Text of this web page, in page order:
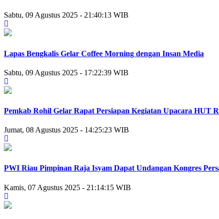
Sabtu, 09 Agustus 2025 - 21:40:13 WIB
Lapas Bengkalis Gelar Coffee Morning dengan Insan Media
Sabtu, 09 Agustus 2025 - 17:22:39 WIB
Pemkab Rohil Gelar Rapat Persiapan Kegiatan Upacara HUT
Jumat, 08 Agustus 2025 - 14:25:23 WIB
PWI Riau Pimpinan Raja Isyam Dapat Undangan Kongres
Kamis, 07 Agustus 2025 - 21:14:15 WIB